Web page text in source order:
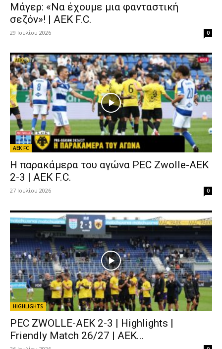
Μάγερ: «Να έχουμε μια φανταστική
σεζόν»! | AEK F.C.
29 Ιουλίου 2026 0
AEK FC
Η παρακάμερα του αγώνα PEC Zwolle-AEK
2-3 | AEK F.C.
27 Ιουλίου 2026 0
HIGHLIGHTS
PEC ZWOLLE-AEK 2-3 | Highlights |
Friendly Match 26/27 | ΑΕΚ...